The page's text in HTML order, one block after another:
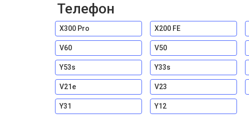
Телефон
X300 Pro X200 FE
V60 V50
Y53s Y33s
V21e V23
Y31 Y12